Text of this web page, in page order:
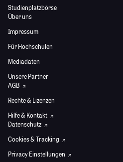
Studienplatzbörse
Über uns
Impressum
Für Hochschulen
Mediadaten
Unsere Partner
AGB
Rechte & Lizenzen
Hilfe & Kontakt
Datenschutz
Cookies & Tracking
Privacy Einstellungen